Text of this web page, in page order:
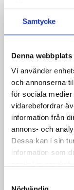
Samtycke
Denna
Vi använder
och annonserna
för sociala
vidarebefordrar
information från
annons- och
Dessa kan i sin
information som
Äppelkotletter
Produkter